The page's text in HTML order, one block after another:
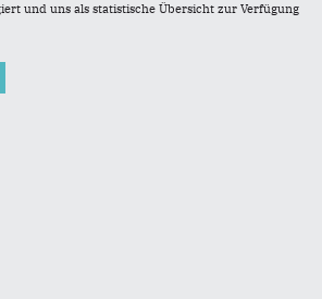
1
und uns als statistische Übersicht zur Verfügung